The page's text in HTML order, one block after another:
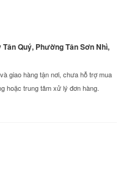
Quý, Phường Tân Sơn Nhì,
giao hàng tận nơi, chưa hỗ trợ mua
hoặc trung tâm xử lý đơn hàng.